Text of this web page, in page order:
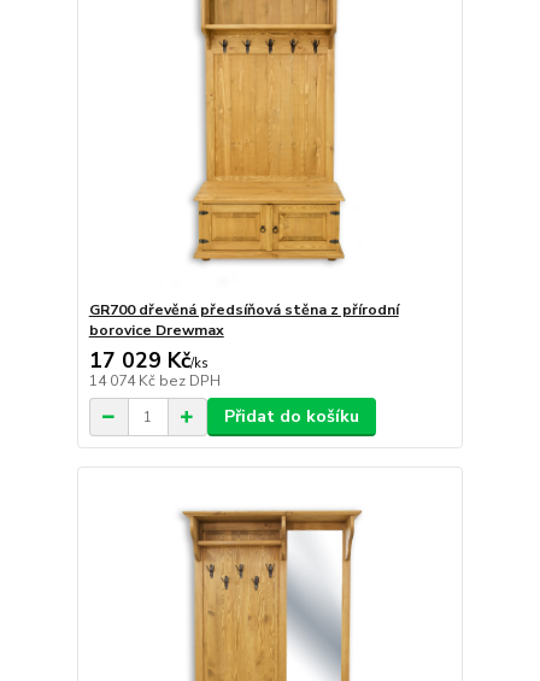
GR700 dřevěná předsíňová stěna z přírodní
borovice Drewmax
17 029 Kč/ks
14 074 Kč bez DPH
Přidat do košíku